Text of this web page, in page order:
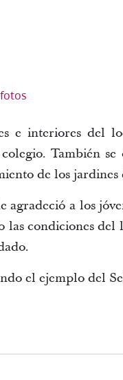
e interiores del
También
de los
a los
condiciones
el ejemplo del